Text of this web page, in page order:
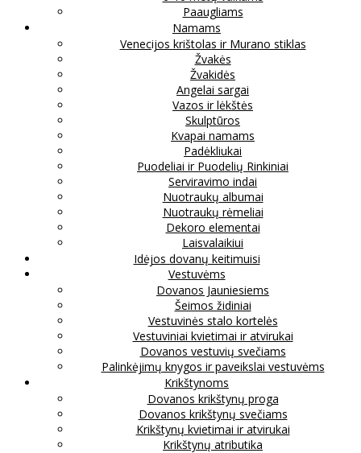
Paaugliams
Namams
Venecijos krištolas ir Murano stiklas
Žvakės
Žvakidės
Angelai sargai
Vazos ir lėkštės
Skulptūros
Kvapai namams
Padėkliukai
Puodeliai ir Puodelių Rinkiniai
Serviravimo indai
Nuotraukų albumai
Nuotraukų rėmeliai
Dekoro elementai
Laisvalaikiui
Idėjos dovanų keitimuisi
Vestuvėms
Dovanos Jauniesiems
Šeimos židiniai
Vestuvinės stalo kortelės
Vestuviniai kvietimai ir atvirukai
Dovanos vestuvių svečiams
Palinkėjimų knygos ir paveikslai vestuvėms
Krikštynoms
Dovanos krikštynų proga
Dovanos krikštynų svečiams
Krikštynų kvietimai ir atvirukai
Krikštynų atributika